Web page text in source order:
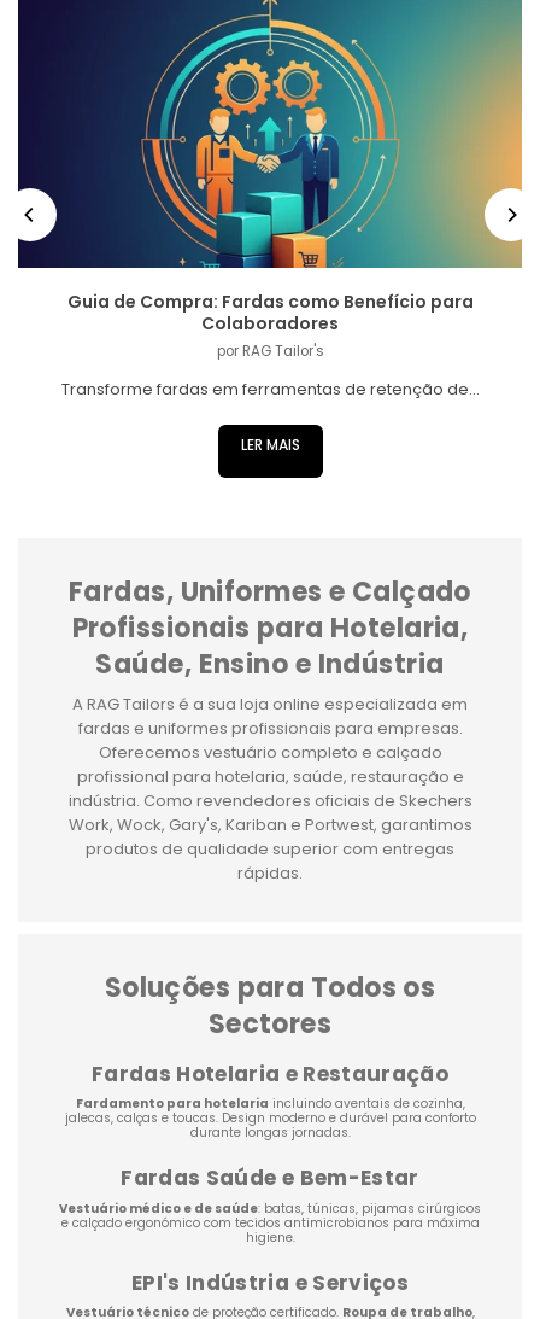
Guia de Compra: Fardas como Benefício para
Colaboradores
por RAG Tailor's
Transforme fardas em ferramentas de retenção de...
LER MAIS
Fardas, Uniformes e Calçado
Profissionais para Hotelaria,
Saúde, Ensino e Indústria
A RAG Tailors é a sua loja online especializada em
fardas e uniformes profissionais para empresas.
Oferecemos vestuário completo e calçado
profissional para hotelaria, saúde, restauração e
indústria. Como revendedores oficiais de Skechers
Work, Wock, Gary's, Kariban e Portwest, garantimos
produtos de qualidade superior com entregas
rápidas.
Soluções para Todos os
Sectores
Fardas Hotelaria e Restauração
Fardamento para hotelaria incluindo aventais de cozinha,
jalecas, calças e toucas. Design moderno e durável para conforto
durante longas jornadas.
Fardas Saúde e Bem-Estar
Vestuário médico e de saúde: batas, túnicas, pijamas cirúrgicos
e calçado ergonómico com tecidos antimicrobianos para máxima
higiene.
EPI's Indústria e Serviços
Vestuário técnicode proteção certificado. Roupa de trabalho,